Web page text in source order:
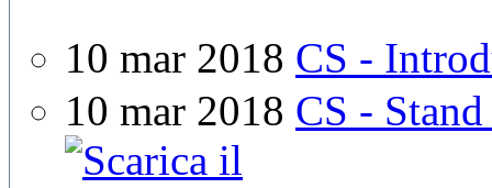
10 mar 2018 CS -
10 mar 2018 CS -